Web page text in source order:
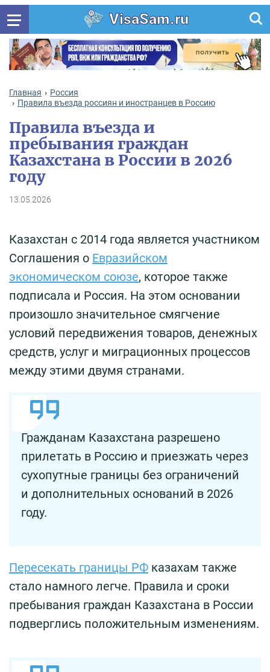
VisaSam.ru
Главная
Россия
Правила въезда россиян и иностранцев в Россию
Правила въезда и
пребывания граждан
Казахстана в России в 2026
году
13.05.2026
Казахстан с 2014 года является участником
Соглашения о Евразийском
экономическом союзе, которое также
подписала и Россия. На этом основании
произошло значительное смягчение
условий передвижения товаров, денежных
средств, услуг и миграционных процессов
между этими двумя странами.
Гражданам Казахстана разрешено
прилетать в Россию и приезжать через
сухопутные границы без ограничений
и дополнительных оснований в 2026
году.
Пересекать границы РФ казахам также
стало намного легче. Правила и сроки
пребывания граждан Казахстана в России
подверглись положительным изменениям.